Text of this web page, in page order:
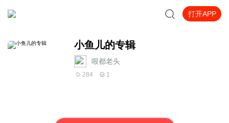
打开APP
小鱼儿的专辑
哏都老头
284 1